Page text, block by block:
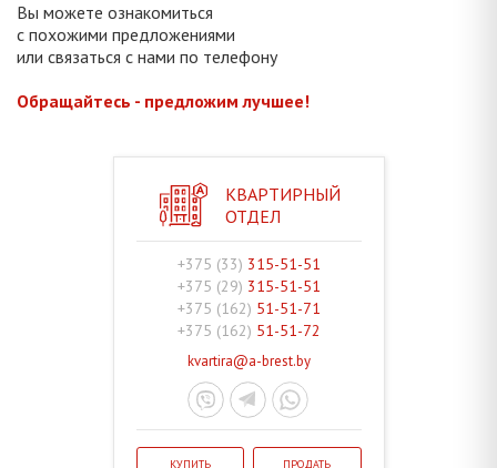
Вы можете ознакомиться
с похожими предложениями
или связаться с нами по телефону
Обращайтесь - предложим лучшее!
КВАРТИРНЫЙ
ОТДЕЛ
+375 (33) 315-51-51
+375 (29) 315-51-51
+375 (162) 51-51-71
+375 (162) 51-51-72
kvartira@a-brest.by
КУПИТЬ ПРОДАТЬ